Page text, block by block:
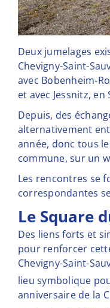
Deux jumelages
Chevigny-Saint-
avec Bobenheim-
et avec Jessnitz,
Depuis, des
alternativement
année, donc tous
commune, sur un
Les rencontres se
correspondantes
Le Square
Des liens forts et
pour renforcer
Chevigny-Saint-
lieu symbolique
anniversaire de la